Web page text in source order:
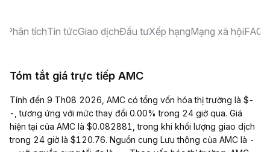
Phân tíchTin tứcGiao dịchĐầu tưXếp hạngMạng xã hộiFAQ
Tóm tắt giá trực tiếp AMC
Tính đến 9 Th08 2026, AMC có tổng vốn hóa thị trường là $-
-, tương ứng với mức thay đổi 0.00% trong 24 giờ qua. Giá
hiện tại của AMC là $0.082881, trong khi khối lượng giao dịch
trong 24 giờ là $120.76. Nguồn cung Lưu thông của AMC là -